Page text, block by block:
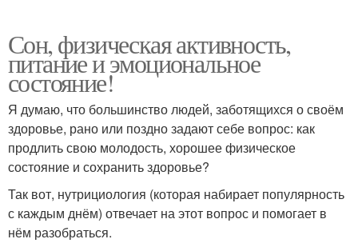
Сон, физическая активность,
питание и эмоциональное
состояние!
Я думаю, что большинство людей, заботящихся о своём
здоровье, рано или поздно задают себе вопрос: как
продлить свою молодость, хорошее физическое
состояние и сохранить здоровье?
Так вот, нутрициология (которая набирает популярность
с каждым днём) отвечает на этот вопрос и помогает в
нём разобраться.